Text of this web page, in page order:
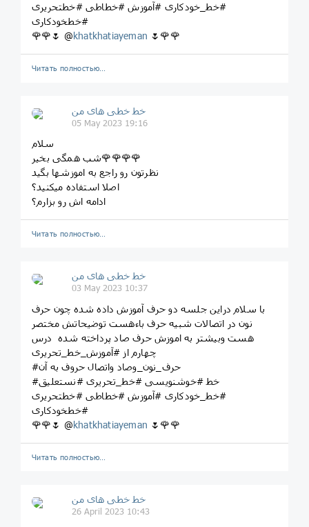
#خط_خودکاری #آموزش #خطاطی #خطتحریری
#خطخودکاری
🌹🌹🌷 @khatkhatiayeman 🌷🌹🌹
Читать полностью…
خط خطی های من
05 May 2023 19:16
سلام
شب همگی بخیر🌹🌹🌹🌹
نظرتون رو راجع به اموزشها بگید
اصلا استفاده میکنید؟
ادامه اش رو بزارم؟
Читать полностью…
خط خطی های من
03 May 2023 10:37
با سلام دراین جلسه دو حرف آموزش داده شده چون حرف
نون در اتصالات شبیه حرف باءهست توضیحاتش مختصر
هست وبیشتر به اموزش حرف صاد پرداخته شده درس
چهارم از #آموزش_خط_تحریری
#حرف_نون_وصاد واتصال حروف به آن
#خط #خوشنویسی #خط_تحریری #نستعلیق
#خط_خودکاری #آموزش #خطاطی #خطتحریری
#خطخودکاری
🌹🌹🌷 @khatkhatiayeman 🌷🌹🌹
Читать полностью…
خط خطی های من
26 April 2023 10:43